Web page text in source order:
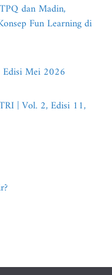
dan Madin,
Fun Learning di
Mei 2026
| Vol. 2, Edisi 11,